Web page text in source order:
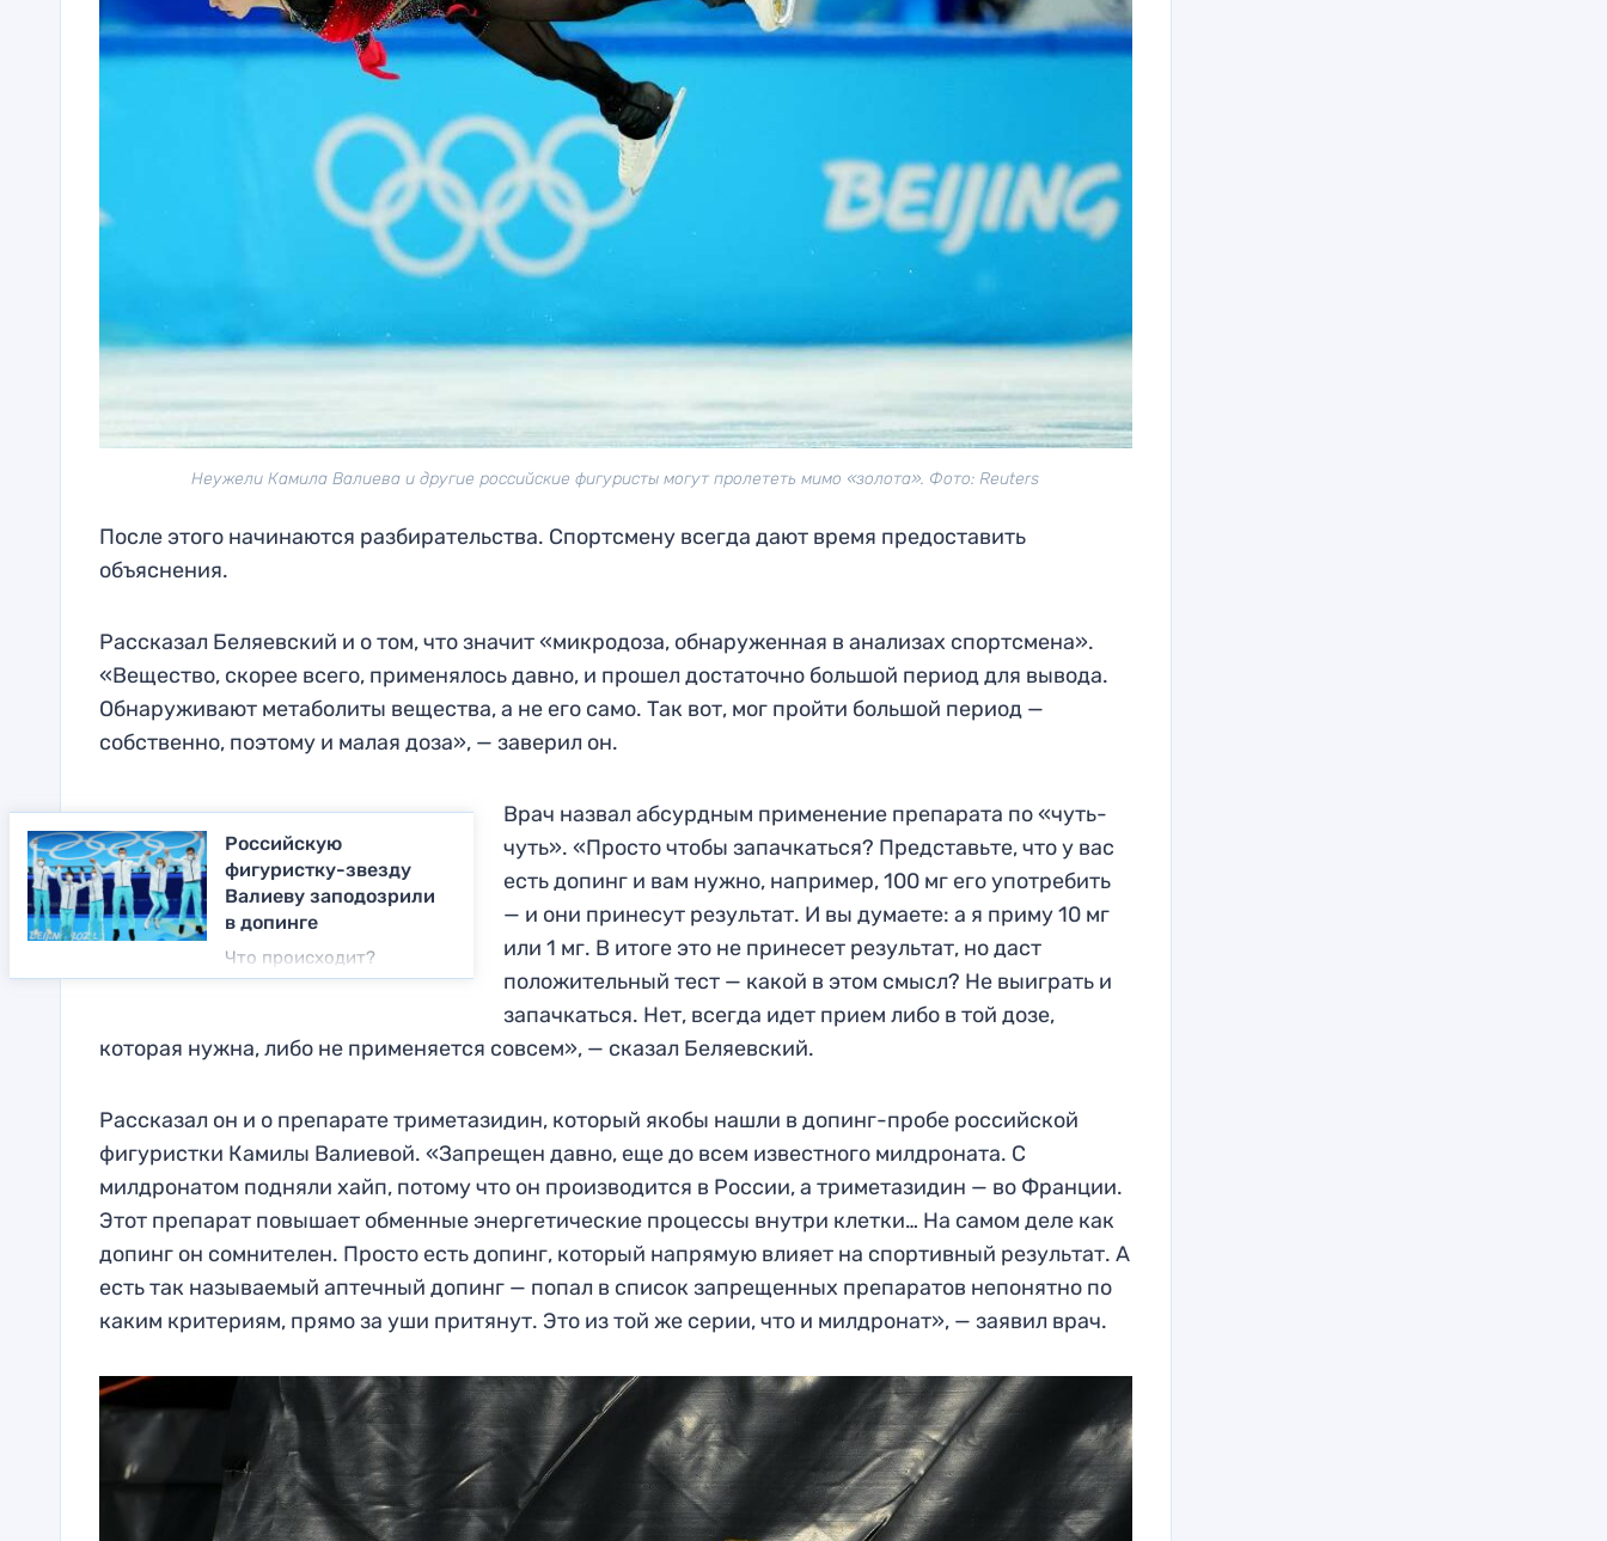
Неужели Камила Валиева и другие российские фигуристы могут пролететь мимо «золота». Фото: Reuters
После этого начинаются разбирательства. Спортсмену всегда дают время предоставить
объяснения.
Рассказал Беляевский и о том, что значит «микродоза, обнаруженная в анализах спортсмена».
«Вещество, скорее всего, применялось давно, и прошел достаточно большой период для вывода.
Обнаруживают метаболиты вещества, а не его само. Так вот, мог пройти большой период —
собственно, поэтому и малая доза», — заверил он.
Российскую
фигуристку-звезду
Валиеву заподозрили
в допинге
Что происходит?
Информация
Врач назвал абсурдным применение препарата по «чуть-
чуть». «Просто чтобы запачкаться? Представьте, что у вас
есть допинг и вам нужно, например, 100 мг его употребить
— и они принесут результат. И вы думаете: а я приму 10 мг
или 1 мг. В итоге это не принесет результат, но даст
положительный тест — какой в этом смысл? Не выиграть и
запачкаться. Нет, всегда идет прием либо в той дозе,
которая нужна, либо не применяется совсем», — сказал Беляевский.
Рассказал он и о препарате триметазидин, который якобы нашли в допинг-пробе российской
фигуристки Камилы Валиевой. «Запрещен давно, еще до всем известного милдроната. С
милдронатом подняли хайп, потому что он производится в России, а триметазидин — во Франции.
Этот препарат повышает обменные энергетические процессы внутри клетки… На самом деле как
допинг он сомнителен. Просто есть допинг, который напрямую влияет на спортивный результат. А
есть так называемый аптечный допинг — попал в список запрещенных препаратов непонятно по
каким критериям, прямо за уши притянут. Это из той же серии, что и милдронат», — заявил врач.